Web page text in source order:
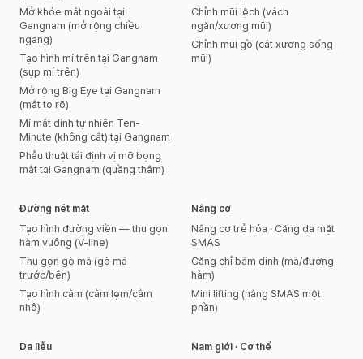
Mở khóe mắt ngoài tại
Gangnam (mở rộng chiều
ngang)
Tạo hình mí trên tại Gangnam
(sụp mí trên)
Mở rộng Big Eye tại Gangnam
(mắt to rõ)
Mí mắt dính tự nhiên Ten-
Minute (không cắt) tại Gangnam
Phẫu thuật tái định vị mỡ bọng
mắt tại Gangnam (quầng thâm)
Chỉnh mũi lệch (vách
ngăn/xương mũi)
Chỉnh mũi gồ (cắt xương sống
mũi)
Đường nét mặt
Tạo hình đường viền — thu gọn
hàm vuông (V-line)
Thu gọn gò má (gò má
trước/bên)
Tạo hình cằm (cằm lẹm/cằm
nhô)
Nâng cơ
Nâng cơ trẻ hóa · Căng da mặt
SMAS
Căng chỉ bám dính (má/đường
hàm)
Mini lifting (nâng SMAS một
phần)
Da liễu Nam giới · Cơ thể